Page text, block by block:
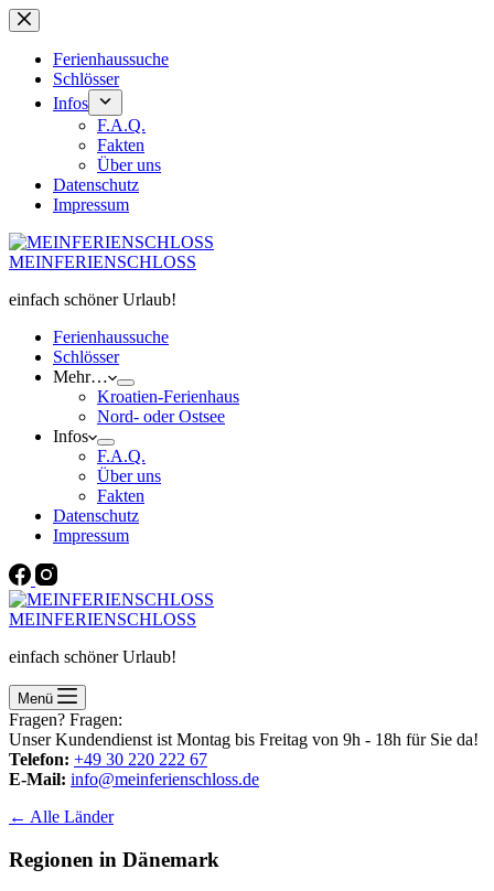
Zum
Inhalt
springenFerienhaussuche
Schlösser
Infos
F.A.Q.
Fakten
Über uns
Datenschutz
Impressum
MEINFERIENSCHLOSS
einfach schöner Urlaub!
Ferienhaussuche
Schlösser
Mehr…
Kroatien-Ferienhaus
Nord- oder Ostsee
Infos
F.A.Q.
Über uns
Fakten
Datenschutz
Impressum
MEINFERIENSCHLOSS
einfach schöner Urlaub!
Menü
Fragen? Fragen:
Unser Kundendienst ist Montag bis Freitag von 9h - 18h für Sie da!
Telefon: +49 30 220 222 67
E-Mail: info@meinferienschloss.de
← Alle Länder
Regionen in Dänemark